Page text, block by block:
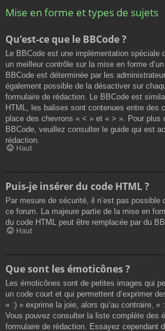
Mise en forme et types de sujets
Qu’est-ce que le BBCode ?
Le BBCode est une implémentation
un meilleur contrôle sur la mise en forme
BBCode est déterminée par les
également possible de la désactiver sur
formulaire de rédaction. Le BBCode est
HTML, les balises sont contenues entre des
place des chevrons « < » et « > ». Pour plus
BBCode, veuillez consulter le guide qui est
rédaction.
Haut
Puis-je insérer du code HTML ?
Par mesure de sécurité, il n’est pas possible
ce forum. La majeure partie de la mise en
du code HTML peut être remplacée par du
Haut
Que sont les émoticônes ?
Les émoticônes sont de petites images qui
un code court et qui permettent d’exprimer
« :) » exprime la joie, alors qu’au contraire, «
Vous pouvez consulter la liste complète des
formulaire de rédaction. Essayez cependant